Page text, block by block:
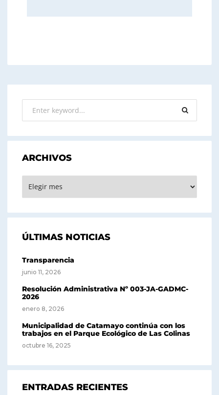
ARCHIVOS
ÚLTIMAS NOTICIAS
Transparencia
junio 11, 2026
Resolución Administrativa Nº 003-JA-GADMC-
2026
enero 8, 2026
Municipalidad de Catamayo continúa con los
trabajos en el Parque Ecológico de Las Colinas
octubre 16, 2025
ENTRADAS RECIENTES